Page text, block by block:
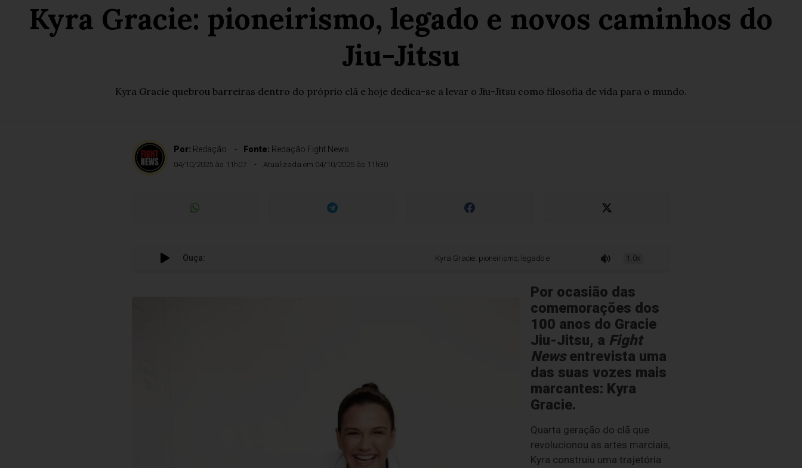
Kyra Gracie: pioneirismo, legado e novos caminhos do
Jiu-Jitsu
Kyra Gracie quebrou barreiras dentro do próprio clã e hoje dedica-se a levar o Jiu-Jitsu como filosofia de vida para o mundo.
Por: Redação Fonte: Redação Fight News
04/10/2025 às 11h07 Atualizada em 04/10/2025 às 11h30
Ouça: Kyra Gracie: pioneirismo, legado e novos caminhos do Jiu-Jitsu 1.0x
Por ocasião das
comemorações dos
100 anos do Gracie
Jiu-Jitsu, a Fight
Newsentrevista uma
das suas vozes mais
marcantes: Kyra
Gracie.
Quarta geração do clã que
revolucionou as artes marciais,
Kyra construiu uma trajetória